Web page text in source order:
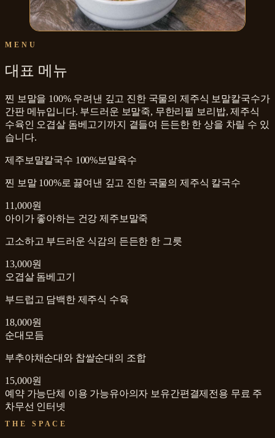
MENU
대표 메뉴
찐 보말을 100% 우려낸 깊고 진한 국물의 제주식 보말칼국수가
간판 메뉴입니다. 부드러운 보말죽, 무한리필 보리밥, 제주식
수육인 오겹살 돔베고기까지 곁들여 든든한 한 상을 차릴 수 있
습니다.
제주보말칼국수 100%보말육수
찐 보말 100%로 끓여낸 깊고 진한 국물의 제주식 칼국수
11,000원
아이가 좋아하는 건강 제주보말죽
고소하고 부드러운 식감의 든든한 한 그릇
13,000원
오겹살 돔베고기
부드럽고 담백한 제주식 수육
18,000원
순대모듬
부추야채순대와 찹쌀순대의 조합
15,000원
예약 가능단체 이용 가능유아의자 보유간편결제 전용 무료 주
차무선 인터넷
THE SPACE